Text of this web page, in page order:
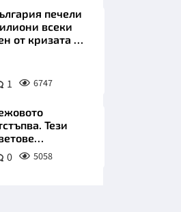
печели
всеки
от кризата по
1 6747
Тези
0 5058